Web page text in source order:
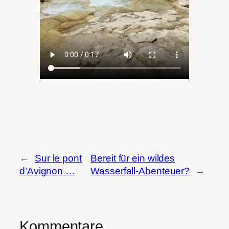
←
Sur le pont
d’Avignon …
Bereit für ein wildes
Wasserfall-Abenteuer?
→